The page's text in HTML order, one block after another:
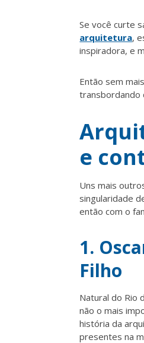
Se você curte
arquitetura,
inspiradora, e
Então sem
transbordando
e
Uns mais
singularidade
então com o
1.
Filho
Natural do Rio
não o mais
história da
presentes na